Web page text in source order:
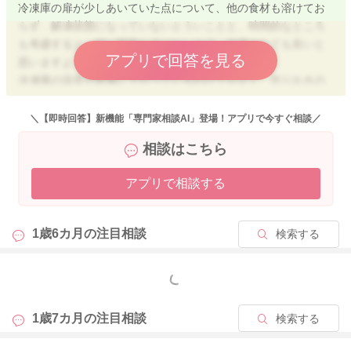
冷凍庫の扉が少しあいていた点について、他の食材も溶けてお
も考慮すると、特に問題な点はないので、使用されても良いと
思いますよ。
冷凍庫の温度が急激に下がっているわけでもなく、作りおきの
食材も常温ではなく冷蔵状態であったということなので、菌の
繁殖温度帯にはなっていないと推測できます。特に食中毒など
それでも心配な気持ちが残るようであれば、使用しないという
ことが一番ですが、こちらからは特に問題点はないように思い
よろしくお願いいたします。
アプリで回答を見る
＼【即時回答】新機能「専門家相談AI」登場！アプリで今すぐ相談／
相談はこちら
アプリで相談する
1歳6カ月の注目相談 検索する
もっと見る
1歳7カ月の注目相談 検索する